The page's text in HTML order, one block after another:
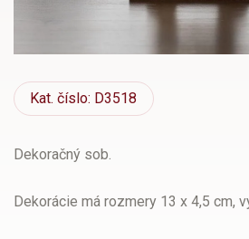
Kat. číslo: D3518
Dekoračný sob.
Dekorácie má rozmery 13 x 4,5 cm,